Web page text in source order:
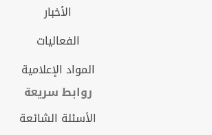
الأخبار
الفعاليات
المواد الإعلامية
روابط سريعة
الأسئلة الشائعة